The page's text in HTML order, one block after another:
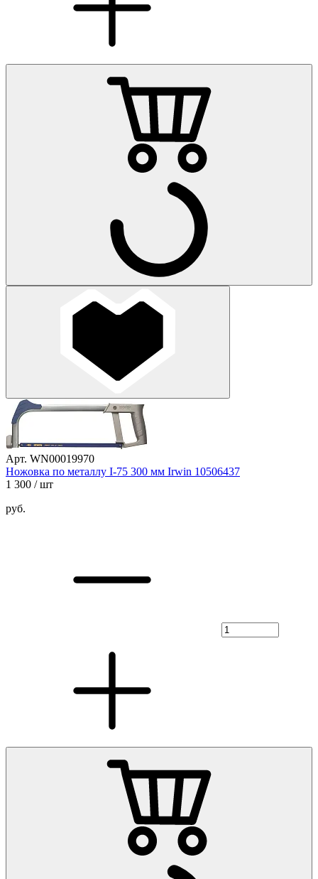
Арт. WN00019970
Ножовка по металлу I-75 300 мм Irwin 10506437
1 300 / шт
руб.